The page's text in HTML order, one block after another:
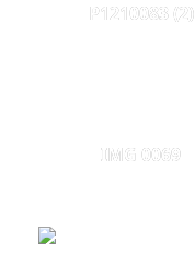
P1210083 (2)
IMG 0069